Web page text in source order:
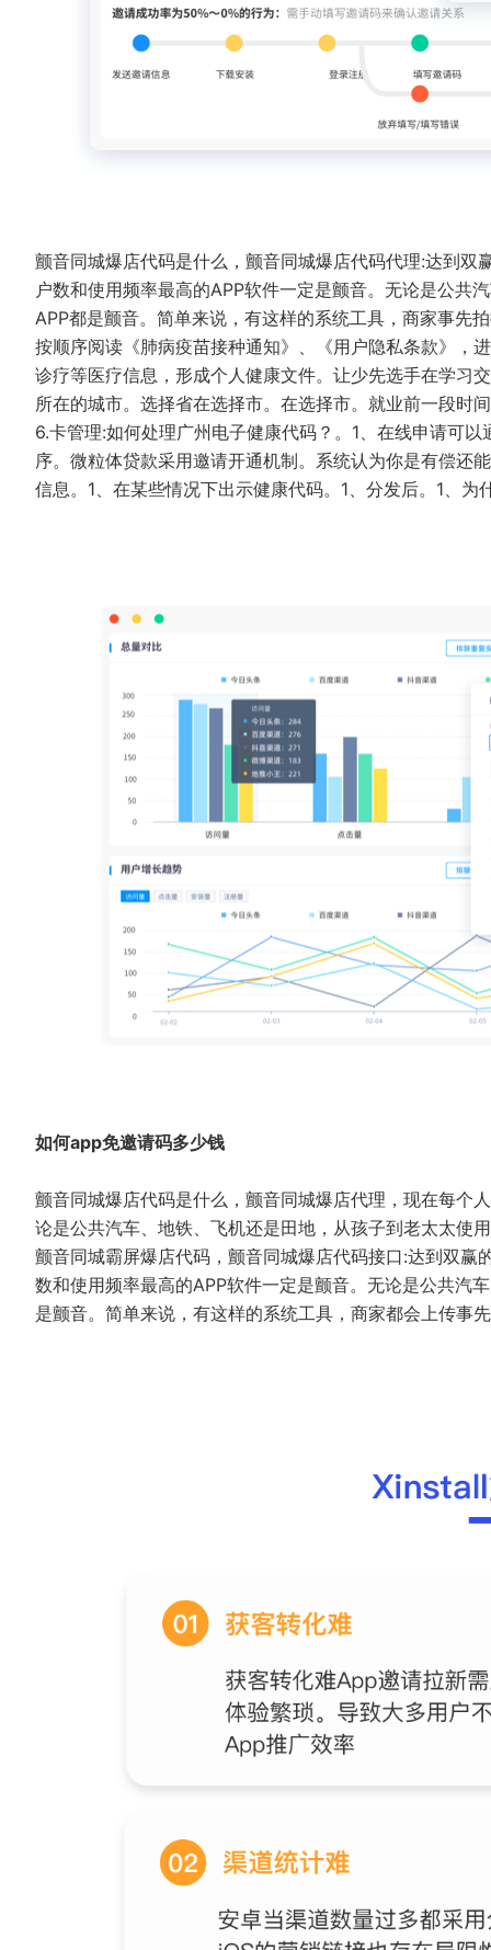
颤音同城爆店代码是什么，颤音同城爆店代码代理:达到
户数和使用频率最高的APP软件一定是颤音。无论是公共
APP都是颤音。简单来说，有这样的系统工具，商家事先
按顺序阅读《肺病疫苗接种通知》、《用户隐私条款》，
诊疗等医疗信息，形成个人健康文件。让少先选手在学习
所在的城市。选择省在选择市。在选择市。就业前一段时
6.卡管理:如何处理广州电子健康代码？。1、在线申请可
序。微粒体贷款采用邀请开通机制。系统认为你是有偿还
信息。1、在某些情况下出示健康代码。1、分发后。1、为
如何app免邀请码多少钱
颤音同城爆店代码是什么，颤音同城爆店代理，现在每个
论是公共汽车、地铁、飞机还是田地，从孩子到老太太使
颤音同城霸屏爆店代码，颤音同城爆店代码接口:达到双
数和使用频率最高的APP软件一定是颤音。无论是公共汽
是颤音。简单来说，有这样的系统工具，商家都会上传事